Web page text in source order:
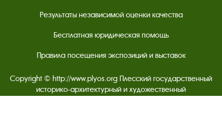
Результаты независимой оценки качества
Бесплатная юридическая помощь
Правила посещения экспозиций и выставок
Copyright © http://www.plyos.org Плесский государственный
историко-архитектурный и художественный